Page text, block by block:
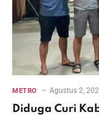
METRO Agustus 2,
Diduga Curi